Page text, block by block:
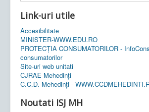
Link-uri utile
Accesibilitate
MINISTER-WWW.EDU.RO
PROTECȚIA CONSUMATORILOR -
consumatorilor
Site-uri web unitati
CJRAE Mehedinți
C.C.D. Mehedinţi -
Noutati ISJ MH